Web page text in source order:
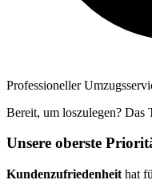
Professioneller
Bereit, um loszulegen? Das
Unsere oberste
Kundenzufriedenheit hat